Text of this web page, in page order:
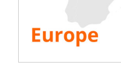
Sales